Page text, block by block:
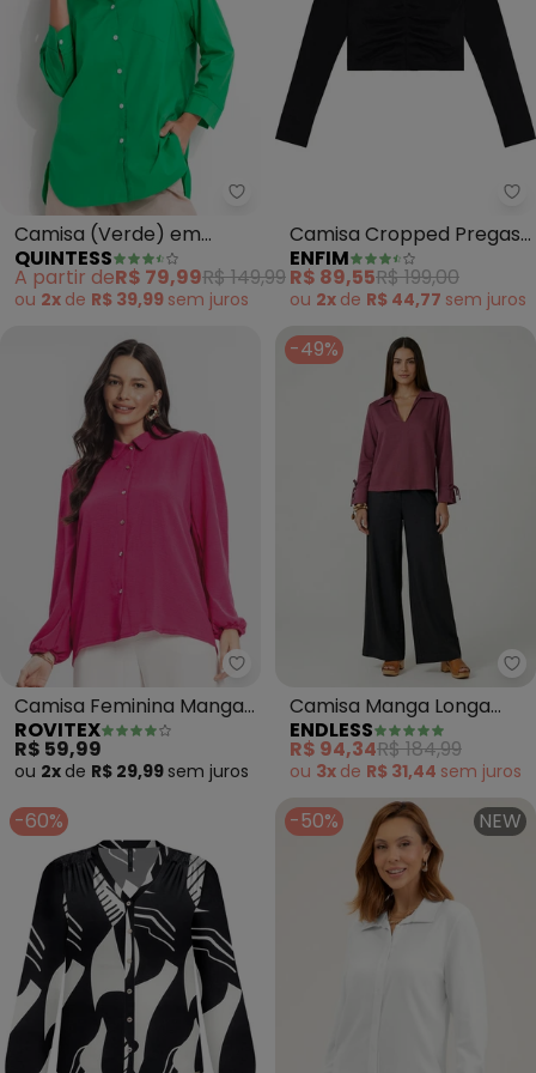
Quintess - Camisa (Verde) em
Camisa (Verde) em
Alfaiataria
QUINTESS
A partir deR$ 79,99R$ 149,99
ou 2x de R$ 39,99 sem juros
Camisa Cropped Pregas
Texturizada (Preto)
ENFIM
R$ 89,55R$ 199,00
ou 2x de R$ 44,77 sem juros
Rovitex - Camisa Feminina
Camisa Feminina Manga
Longa (Rosa)
ROVITEX
R$ 59,99
ou 2x de R$ 29,99 sem juros
-49%
Camisa Manga Longa
Decote V (Vermelho)
ENDLESS
R$ 94,34R$ 184,99
ou 3x de R$ 31,44 sem juros
-60% -50% NEW